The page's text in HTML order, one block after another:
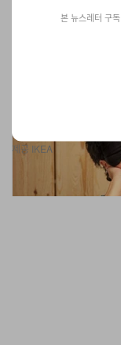
이케아, 글로벌
제공 IKEA
본 뉴스레터 구